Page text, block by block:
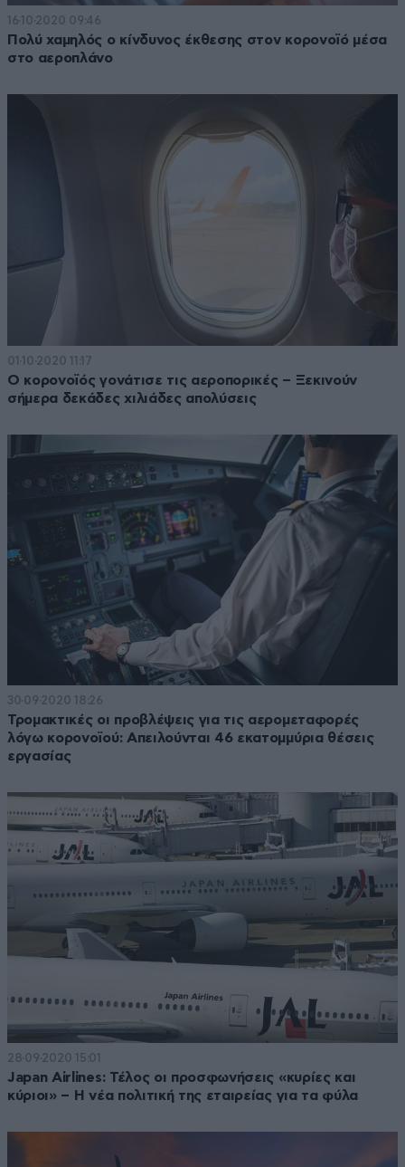
16·10·2020 09:46
Πολύ χαμηλός ο κίνδυνος έκθεσης στον κορονοϊό μέσα
στο αεροπλάνο
01·10·2020 11:17
Ο κορονοϊός γονάτισε τις αεροπορικές – Ξεκινούν
σήμερα δεκάδες χιλιάδες απολύσεις
30·09·2020 18:26
Τρομακτικές οι προβλέψεις για τις αερομεταφορές
λόγω κορονοϊού: Απειλούνται 46 εκατομμύρια θέσεις
εργασίας
28·09·2020 15:01
Japan Airlines: Τέλος οι προσφωνήσεις «κυρίες και
κύριοι» – Η νέα πολιτική της εταιρείας για τα φύλα